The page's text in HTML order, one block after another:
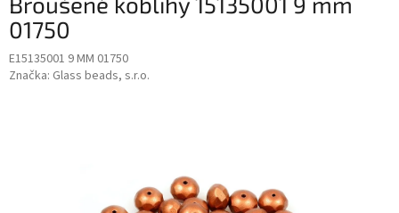
01750
E15135001 9 MM 01750
Značka: Glass beads, s.r.o.